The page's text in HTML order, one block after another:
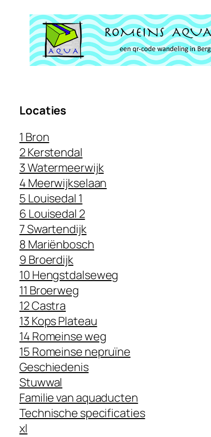
inhoud
Locaties
1 Bron
2 Kerstendal
3 Watermeerwijk
4 Meerwijkselaan
5 Louisedal 1
6 Louisedal 2
7 Swartendijk
8 Mariënbosch
9 Broerdijk
10 Hengstdalseweg
11 Broerweg
12 Castra
13 Kops Plateau
14 Romeinse weg
15 Romeinse nepruïne
Geschiedenis
Stuwwal
Familie van aquaducten
Technische specificaties
xl